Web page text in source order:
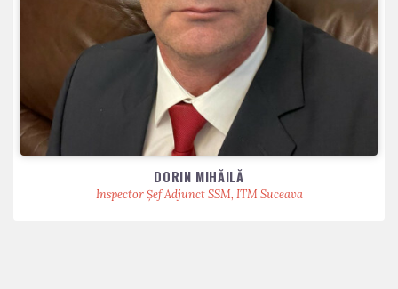
DORIN MIHĂILĂ
Inspector Șef Adjunct SSM, ITM Suceava